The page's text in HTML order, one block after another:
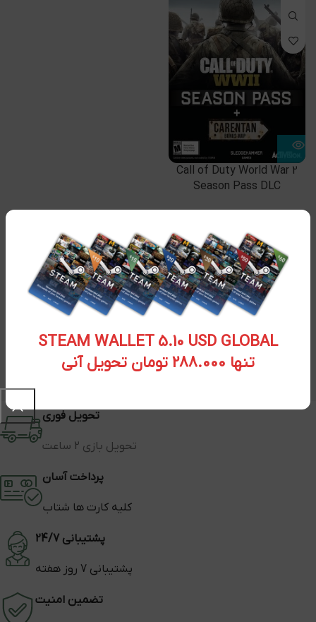
STEAM WALLET 5.10 USD GLOBAL
تنها 288.000 تومان تحویل آنی
Call of Duty World War 2
Season Pass DLC
تحویل فوری
تحویل بازی 2 ساعت
پرداخت آسان
کلیه کارت ها شتاب
پشتیبانی 24/7
پشتیبانی 7 روز هفته
تضمین امنیت